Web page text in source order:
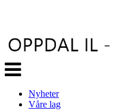
Veksle
navigasjon
Nyheter
Våre lag